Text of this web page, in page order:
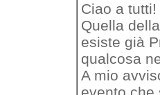
Ciao a
Quella
esiste già
qualcosa
A mio